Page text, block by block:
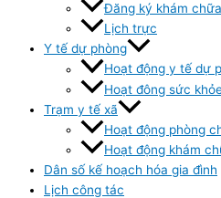
Đăng ký khám
Lịch trực
Y tế dự phòng
Hoạt động y tế dự
Hoạt đông sức
Trạm y tế xã
Hoạt động phòng
Hoạt động khám
Dân số kế hoạch hóa gia đình
Lịch công tác